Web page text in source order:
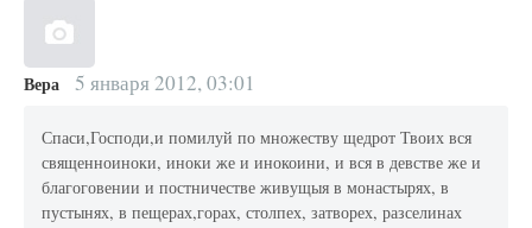
Вера 5 января 2012, 03:01
Спаси,Господи,и помилуй по множеству щедрот Твоих вся
священноиноки, иноки же и инокоини, и вся в девстве же и
благоговении и постничестве живущыя в монастырях, в
пустынях, в пещерах,горах, столпех, затворех, разселинах